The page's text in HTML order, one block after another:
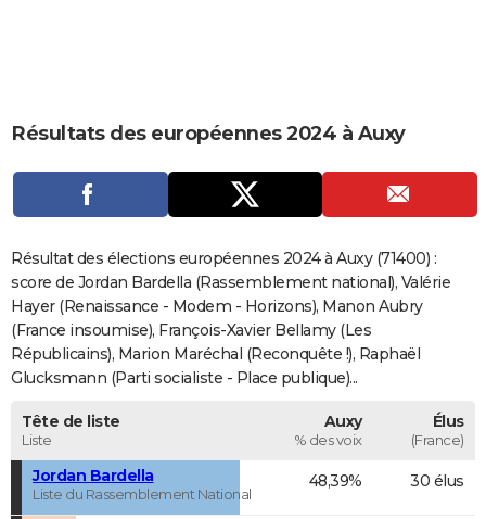
Carte de Noël
Carte Bonne année
Carte Saint-Valentin
Carte Pâques
Carte d'anniversaire
DICTIONNAIRE
COPAINS D'AVANT
S'inscrire
Se connecter
Lycées
Collèges
Primaires
Universités
Entreprises
Service militaire
Avis de recherche
AVIS DE DÉCÈS
FORUM
Bricolage
Lifestyle
Culture
Sport
Auto
Television
Voyage
Cinema
Résultats des européennes 2024 à Auxy
Résultat des élections européennes 2024 à Auxy (71400) :
score de Jordan Bardella (Rassemblement national), Valérie
Hayer (Renaissance - Modem - Horizons), Manon Aubry
(France insoumise), François-Xavier Bellamy (Les
Républicains), Marion Maréchal (Reconquête !), Raphaël
Glucksmann (Parti socialiste - Place publique)...
Tête de liste
Liste
Auxy
% des voix
Élus
(France)
Jordan Bardella
Liste du Rassemblement National
48,39% 30 élus